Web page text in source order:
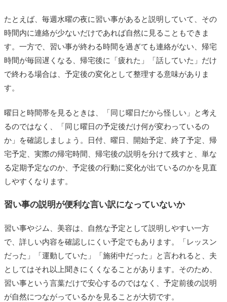
たとえば、毎週水曜の夜に習い事があると説明していて、その
時間内に連絡が少ないだけであれば自然に見ることもできま
す。一方で、習い事が終わる時間を過ぎても連絡がない、帰宅
時間が毎回遅くなる、帰宅後に「疲れた」「話していた」だけ
で終わる場合は、予定後の変化として整理する意味がありま
す。
曜日と時間帯を見るときは、「同じ曜日だから怪しい」と考え
るのではなく、「同じ曜日の予定後だけ何が変わっているの
か」を確認しましょう。日付、曜日、開始予定、終了予定、帰
宅予定、実際の帰宅時間、帰宅後の説明を分けて残すと、単な
る定期予定なのか、予定後の行動に変化が出ているのかを見直
しやすくなります。
習い事の説明が便利な言い訳になっていないか
習い事やジム、美容は、自然な予定として説明しやすい一方
で、詳しい内容を確認しにくい予定でもあります。「レッスン
だった」「運動していた」「施術中だった」と言われると、夫
としてはそれ以上聞きにくくなることがあります。そのため、
習い事という言葉だけで安心するのではなく、予定前後の説明
が自然につながっているかを見ることが大切です。